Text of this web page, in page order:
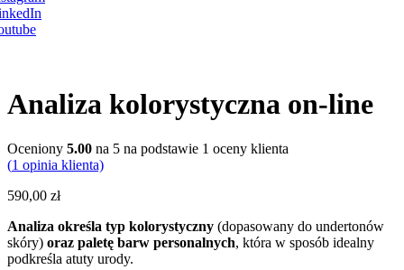
Analiza kolorystyczna on-line
Oceniony 5.00 na 5 na podstawie 1 oceny klienta
(1 opinia klienta)
590,00 zł
Analiza określa typ kolorystyczny (dopasowany do undertonów
skóry) oraz paletę barw personalnych, która w sposób idealny
podkreśla atuty urody.